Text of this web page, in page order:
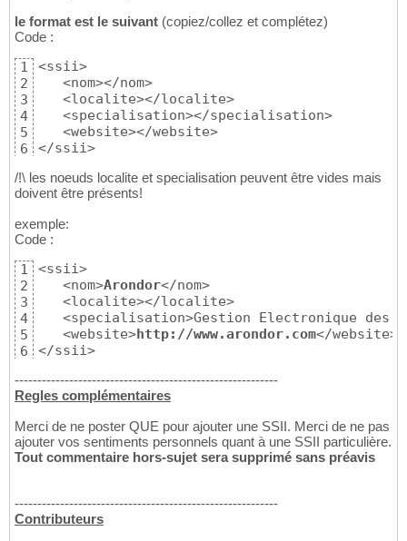
le format est le suivant (copiez/collez et complétez)
Code :
1
2
3
4
5
6
<ssii>
   <nom></nom>
   <localite></localite>
   <specialisation></specialisation>
   <website></website>
</ssii>
/!\ les noeuds localite et specialisation peuvent être vides mais
doivent être présents!
exemple:
Code :
1
2
3
4
5
6
<ssii>
   <nom>
Arondor</nom>
   <localite></localite>
<specialisation>Gestion Electronique des
   <website>
http://www.arondor.com</website>
</ssii>
----------------------------------------------------------
Regles complémentaires
Merci de ne poster QUE pour ajouter une SSII. Merci de ne pas
ajouter vos sentiments personnels quant à une SSII particulière.
Tout commentaire hors-sujet sera supprimé sans préavis
----------------------------------------------------------
Contributeurs